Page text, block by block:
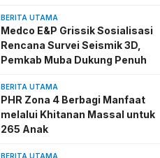
BERITA UTAMA
Medco E&P Grissik Sosialisasi
Rencana Survei Seismik 3D,
Pemkab Muba Dukung Penuh
BERITA UTAMA
PHR Zona 4 Berbagi Manfaat
melalui Khitanan Massal untuk
265 Anak
BERITA UTAMA